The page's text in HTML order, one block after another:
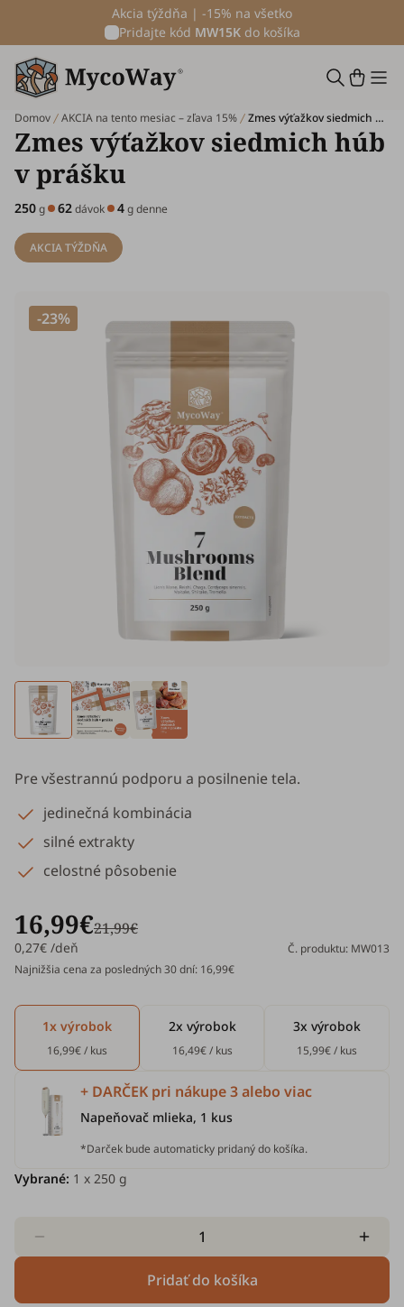
Akcia týždňa | -15% na všetko
Pridajte kód MW15Kdo košíka
Domov AKCIA na tento mesiac – zľava 15% Zmes výťažkov siedmich húb v prášku, 250 g
Zmes výťažkov siedmich húb
v prášku
250g 62dávok 4g denne
AKCIA TÝŽDŇA
-23%
Pre všestrannú podporu a posilnenie tela.
jedinečná kombinácia
silné extrakty
celostné pôsobenie
16,99€21,99€
0,27€ /deň
Č. produktu: MW013
Najnižšia cena za posledných 30 dní: 16,99€
1x výrobok
16,99€ / kus
2x výrobok
16,49€ / kus
3x výrobok
15,99€ / kus
+ DARČEK pri nákupe 3 alebo viac
Napeňovač mlieka, 1 kus
*Darček bude automaticky pridaný do košíka.
Vybrané: 1 x 250 g
Pridať do košíka